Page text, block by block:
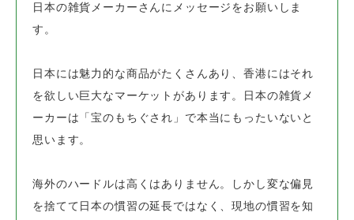
日本の雑貨メーカーさんにメッセージをお願いしま
す。
日本には魅力的な商品がたくさんあり、香港にはそれ
を欲しい巨大なマーケットがあります。
日本の雑貨メ
ーカーは「宝のもちぐされ」で本当にもったいないと
思います。
海外のハードルは高くはありません。しかし変な偏見
を捨てて日本の慣習の延長ではなく、現地の慣習を知